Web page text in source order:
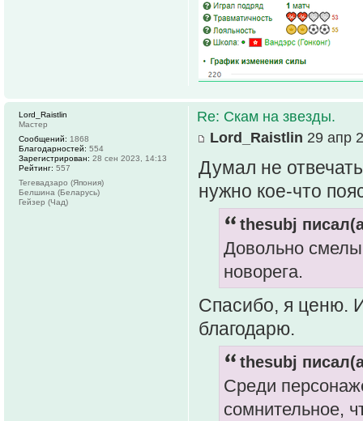
Re: Скам на звезды.
Lord_Raistlin 29 апр
Думал не
нужно кое-что
thesubj
Довольно
новорега.
Спасибо, я ценю.
благодарю.
thesubj
Среди
сомнительное,
Lord_Raistlin
Мастер
Сообщений: 1868
Благодарностей: 554
Зарегистрирован: 28 сен 2023, 14:13
Рейтинг: 557
Тегевадзаро (Япония)
Белшина (Беларусь)
Гейзер (Чад)